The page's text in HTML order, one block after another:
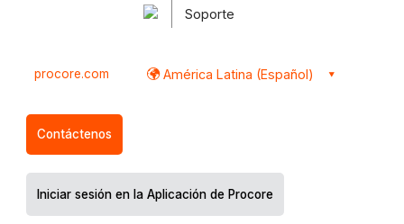
Soporte
procore.com América Latina (Español)
Contáctenos
Iniciar sesión en la Aplicación de Procore